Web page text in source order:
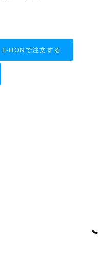
E-HONで注文する